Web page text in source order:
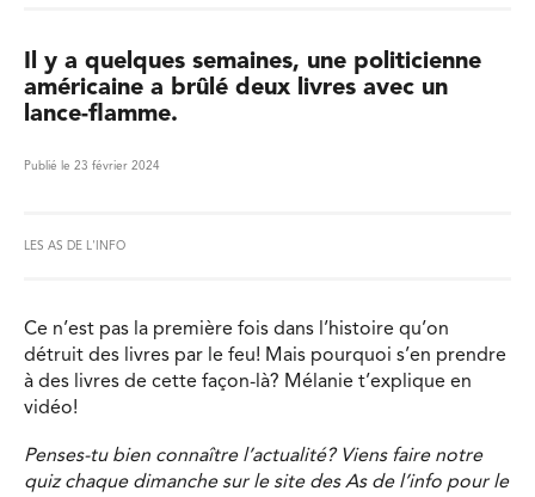
Il y a quelques semaines, une politicienne
américaine a brûlé deux livres avec un
lance-flamme.
Publié le 23 février 2024
LES AS DE L'INFO
Ce n’est pas la première fois dans l’histoire qu’on
détruit des livres par le feu! Mais pourquoi s’en prendre
à des livres de cette façon-là? Mélanie t’explique en
vidéo!
Penses-tu bien connaître l’actualité? Viens faire notre
quiz chaque dimanche sur le site des As de l’info pour le